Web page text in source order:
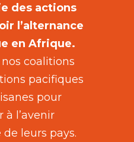
des actions
l’alternance
en Afrique.
coalitions
pacifiques
pour
à l’avenir
leurs pays.